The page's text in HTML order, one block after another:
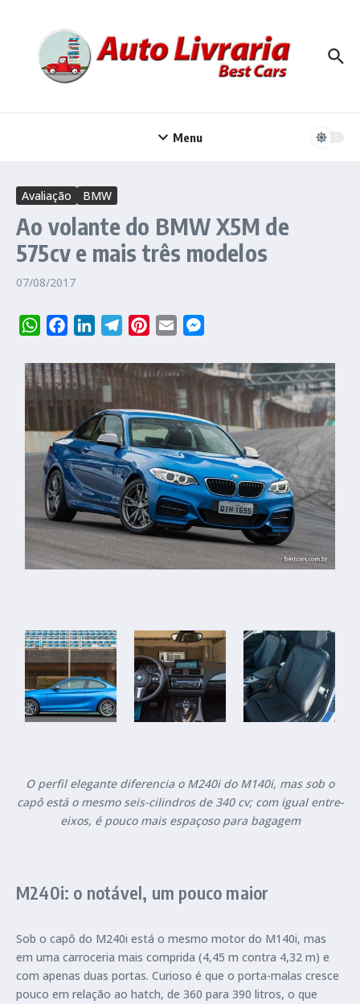
Menu
Avaliação BMW
Ao volante do BMW X5M de
575cv e mais três modelos
07/08/2017
WhatsAppFacebookLinkedInTelegramPinterest
Email
O perfil elegante diferencia o M240i do M140i, mas sob o
capô está o mesmo seis-cilindros de 340 cv; com igual entre-
eixos, é pouco mais espaçoso para bagagem
M240i: o notável, um pouco maior
Sob o capô do M240i está o mesmo motor do M140i, mas
em uma carroceria mais comprida (4,45 m contra 4,32 m) e
com apenas duas portas. Curioso é que o porta-malas cresce
pouco em relação ao hatch, de 360 para 390 litros, o que